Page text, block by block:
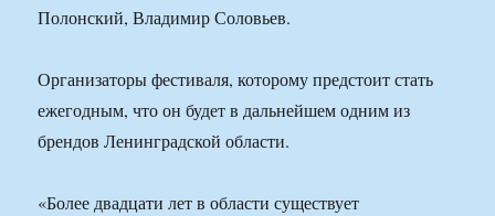
Полонский, Владимир Соловьев.
Организаторы фестиваля, которому предстоит стать
ежегодным, что он будет в дальнейшем одним из
брендов Ленинградской области.
«Более двадцати лет в области существует